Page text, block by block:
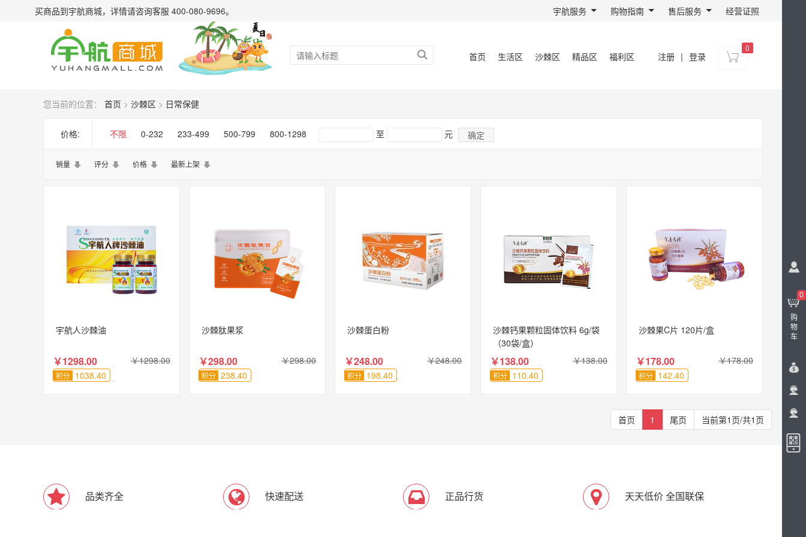
买商品到宇航商城，详情请咨询客服 400-080-9696。 宇航服务 购物指南 售后服务 经营证照
首页 生活区 沙棘区 精品区 福利区 注册 | 登录
0
您当前的位置： 首页 > 沙棘区 > 日常保健
价格: 不限 0-232 233-499 500-799 800-1298 至 元 确定
销量 评分 价格 最新上架
宇航人沙棘油
￥1298.00 ￥1298.00
积分 1038.40
沙棘肽果浆
￥298.00 ￥298.00
积分 238.40
沙棘蛋白粉
￥248.00 ￥248.00
积分 198.40
沙棘钙果颗粒固体饮料 6g/袋
（30袋/盒）
￥138.00 ￥138.00
积分 110.40
沙棘果C片 120片/盒
￥178.00 ￥178.00
积分 142.40
首页 1 尾页 当前第1页/共1页
品类齐全 快速配送 正品行货 天天低价 全国联保
购
物
车
0